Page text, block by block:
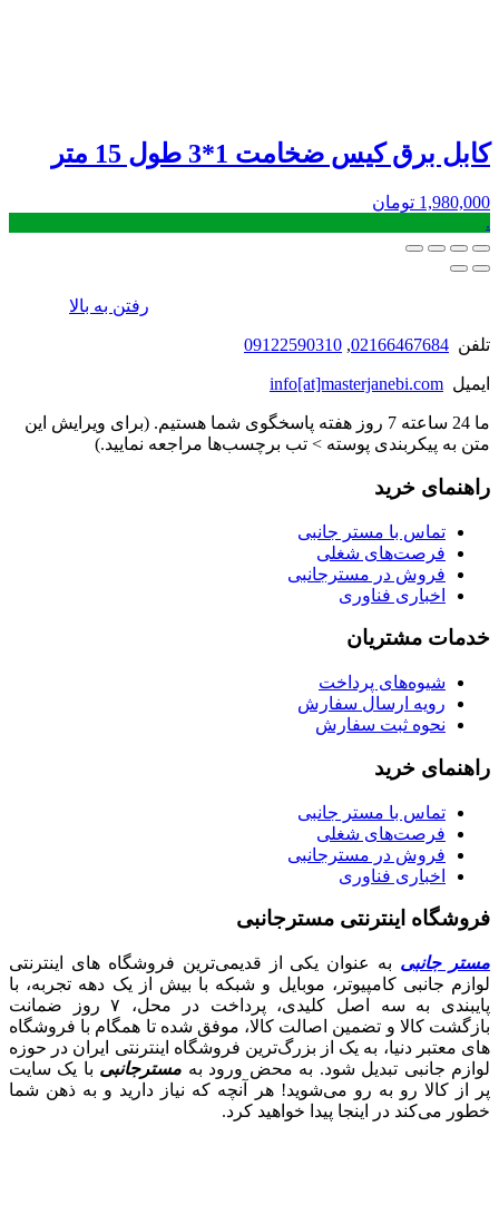
کابل برق کیس ضخامت 1*3 طول 15 متر
1,980,000 تومان
.
رفتن به بالا
تلفن 02166467684
,
09122590310
ایمیل info[at]masterjanebi.com
ما 24 ساعته 7 روز هفته پاسخگوی شما هستیم. (برای ویرایش این
متن به پیکربندی پوسته > تب برچسب‌ها مراجعه نمایید.)
راهنمای خرید
تماس با مستر جانبی
فرصت‌های شغلی
فروش در مسترجانبی
اخباری فناوری
خدمات مشتریان
شیوه‌های پرداخت
رویه ارسال سفارش
نحوه ثبت سفارش
راهنمای خرید
تماس با مستر جانبی
فرصت‌های شغلی
فروش در مسترجانبی
اخباری فناوری
فروشگاه اینترنتی مسترجانبی
مستر جانبی به عنوان یکی از قدیمی‌ترین فروشگاه های اینترنتی
لوازم جانبی کامپیوتر، موبایل و شبکه با بیش از یک دهه تجربه، با
پایبندی به سه اصل کلیدی، پرداخت در محل، ۷ روز ضمانت
بازگشت کالا و تضمین اصالت کالا، موفق شده تا همگام با فروشگاه‌
های معتبر دنیا، به یک از بزرگ‌ترین فروشگاه اینترنتی ایران در حوزه
لوازم جانبی تبدیل شود. به محض ورود به مسترجانبی با یک سایت
پر از کالا رو به رو می‌شوید! هر آنچه که نیاز دارید و به ذهن شما
خطور می‌کند در اینجا پیدا خواهید کرد.